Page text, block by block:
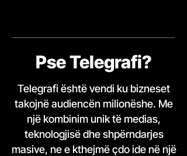
Pse Telegrafi?
Telegrafi është vendi ku bizneset
takojnë audiencën milionëshe. Me
një kombinim unik të medias,
teknologjisë dhe shpërndarjes
masive, ne e kthejmë çdo ide në një